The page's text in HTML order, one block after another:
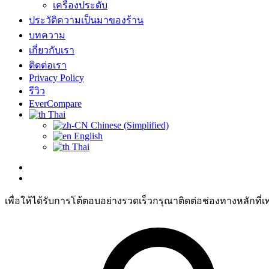
เครื่องประดับ
ประวัติความเป็นมาของร้าน
บทความ
เกี่ยวกับเรา
ติดต่อเรา
Privacy Policy
รีวิว
EverCompare
Thai
Chinese (Simplified)
English
Thai
เพื่อให้ได้รับการโต้ตอบอย่างรวดเร็วกรุณาติดต่อช่องทางหลักที่เ